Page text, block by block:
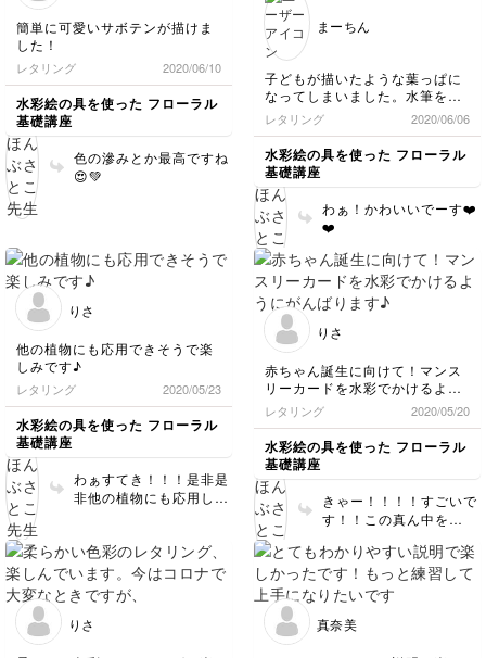
簡単に可愛いサボテンが描けま
した！
レタリング 2020/06/10
水彩絵の具を使った フローラル
基礎講座
色の滲みとか最高ですね
😍💚
まーちん
子どもが描いたような葉っぱに
なってしまいました。水筆を初
めて使って気持ちよかった！
皆さん素敵ですね🌸
レタリング 2020/06/06
水彩絵の具を使った フローラル
基礎講座
わぁ！かわいいでーす❤️
❤️
りさ
他の植物にも応用できそうで楽
しみです♪
レタリング 2020/05/23
水彩絵の具を使った フローラル
基礎講座
わぁすてき！！！是非是
非他の植物にも応用して
りさ
赤ちゃん誕生に向けて！マンス
リーカードを水彩でかけるよう
にがんばります♪
レタリング 2020/05/20
水彩絵の具を使った フローラル
基礎講座
きゃー！！！！すごいで
す！！この真ん中を
ままマンスリーカードで
すね！！すてき！！
りさ 真奈美